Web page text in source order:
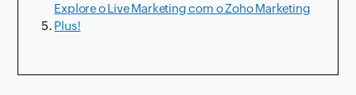
Explore o Live Marketing com o Zoho Marketing
Plus!